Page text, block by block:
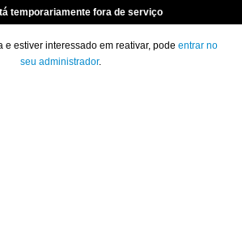
temporariamente fora de serviço
e estiver interessado em reativar, pode entrar no
seu administrador.